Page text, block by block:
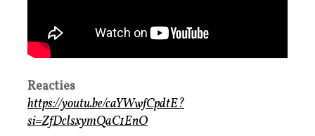
Reacties
https://youtu.be/caYWwfCpdtE?
si=ZfDclsxymQaC1EnO